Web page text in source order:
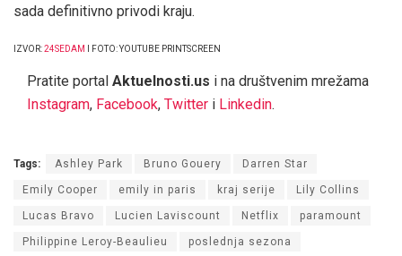
sada definitivno privodi kraju.
IZVOR:24SEDAM I FOTO: YOUTUBE PRINTSCREEN
Pratite portal Aktuelnosti.us i na društvenim mrežama
Instagram, Facebook, Twitter i Linkedin.
Tags: Ashley Park Bruno Gouery Darren Star
Emily Cooper emily in paris kraj serije Lily Collins
Lucas Bravo Lucien Laviscount Netflix paramount
Philippine Leroy-Beaulieu poslednja sezona